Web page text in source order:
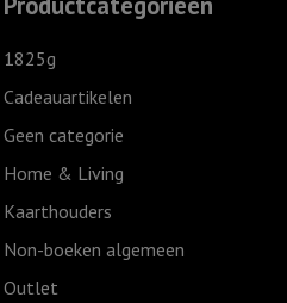
1825g
Cadeauartikelen
Geen categorie
Home & Living
Kaarthouders
Non-boeken algemeen
Outlet